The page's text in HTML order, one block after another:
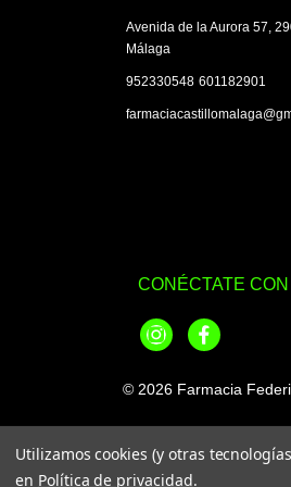
Avenida de la Aurora 57,
Málaga
952330548 601182901
CONÉCTATE
InstagramFacebook
© 2026 Farmacia
Utilizamos cookies (y otras
en Política de privacidad.